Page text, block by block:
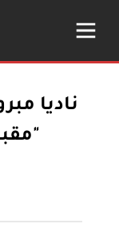
ناديا